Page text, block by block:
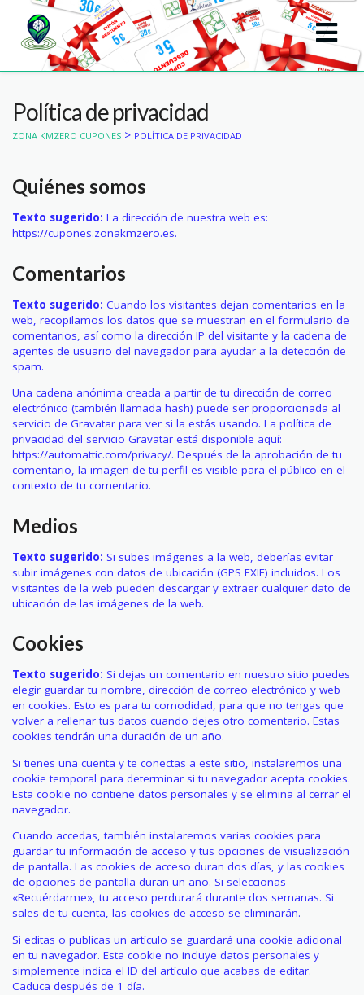
Política de privacidad
ZONA KMZERO CUPONES > POLÍTICA DE PRIVACIDAD
Quiénes somos
Texto sugerido: La dirección de nuestra web es:
https://cupones.zonakmzero.es.
Comentarios
Texto sugerido: Cuando los visitantes dejan comentarios en la
web, recopilamos los datos que se muestran en el formulario de
comentarios, así como la dirección IP del visitante y la cadena de
agentes de usuario del navegador para ayudar a la detección de
spam.
Una cadena anónima creada a partir de tu dirección de correo
electrónico (también llamada hash) puede ser proporcionada al
servicio de Gravatar para ver si la estás usando. La política de
privacidad del servicio Gravatar está disponible aquí:
https://automattic.com/privacy/. Después de la aprobación de tu
comentario, la imagen de tu perfil es visible para el público en el
contexto de tu comentario.
Medios
Texto sugerido: Si subes imágenes a la web, deberías evitar
subir imágenes con datos de ubicación (GPS EXIF) incluidos. Los
visitantes de la web pueden descargar y extraer cualquier dato de
ubicación de las imágenes de la web.
Cookies
Texto sugerido: Si dejas un comentario en nuestro sitio puedes
elegir guardar tu nombre, dirección de correo electrónico y web
en cookies. Esto es para tu comodidad, para que no tengas que
volver a rellenar tus datos cuando dejes otro comentario. Estas
cookies tendrán una duración de un año.
Si tienes una cuenta y te conectas a este sitio, instalaremos una
cookie temporal para determinar si tu navegador acepta cookies.
Esta cookie no contiene datos personales y se elimina al cerrar el
navegador.
Cuando accedas, también instalaremos varias cookies para
guardar tu información de acceso y tus opciones de visualización
de pantalla. Las cookies de acceso duran dos días, y las cookies
de opciones de pantalla duran un año. Si seleccionas
«Recuérdarme», tu acceso perdurará durante dos semanas. Si
sales de tu cuenta, las cookies de acceso se eliminarán.
Si editas o publicas un artículo se guardará una cookie adicional
en tu navegador. Esta cookie no incluye datos personales y
simplemente indica el ID del artículo que acabas de editar.
Caduca después de 1 día.